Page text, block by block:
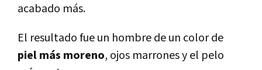
acabado más.
El resultado fue un hombre de un color de
piel más moreno, ojos marrones y el pelo